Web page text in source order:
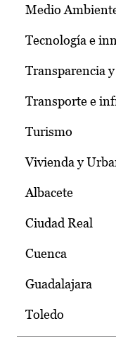
Medio
Tecnología e
Transparencia
Transporte e
Turismo
Vivienda y
Albacete
Ciudad Real
Cuenca
Guadalajara
Toledo